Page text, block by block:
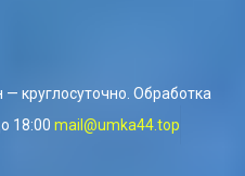
круглосуточно. Обработка
18:00 mail@umka44.top